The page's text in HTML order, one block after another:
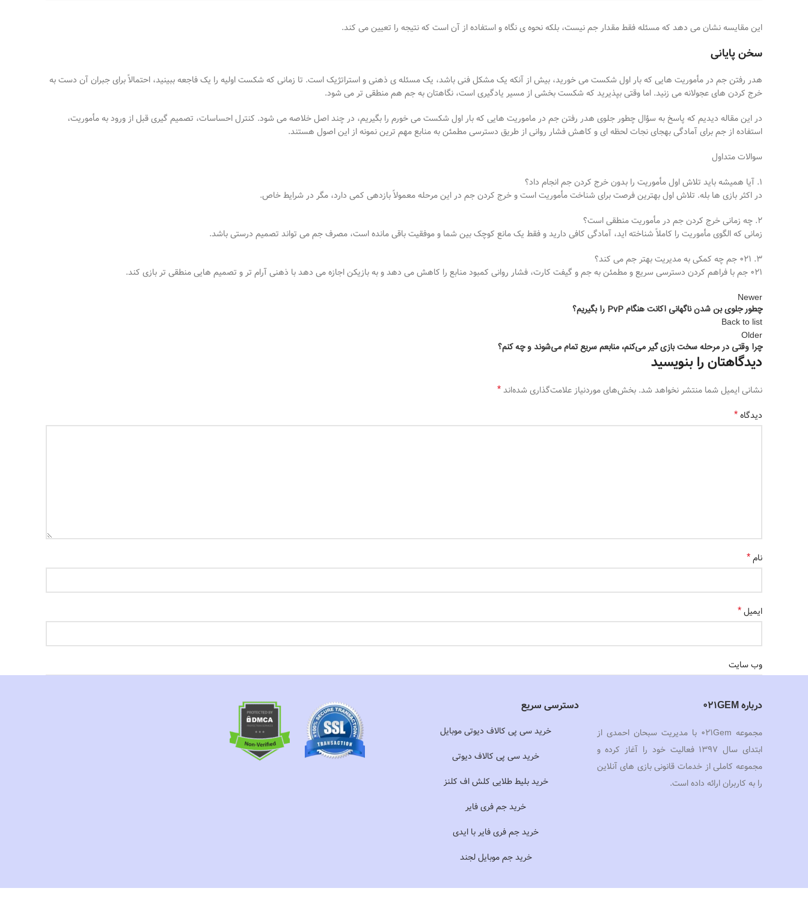
این مقایسه نشان می دهد که مسئله فقط مقدار جم نیست، بلکه نحوهی نگاه و استفاده از آن است که نتیجه را تعیین می کند.
سخن پایانی
هدر رفتن جم در مأموریت هایی که بار اول شکست میخورید، بیش از آنکه یک مشکل فنی باشد، یک مسئله ی ذهنی و استراتژیک است. تا زمانی که شکست اولیه را یک فاجعه ببینید، احتمالاً برای جبران آن دست به
خرج کردن های عجولانه می زنید. اما وقتی بپذیرید که شکست بخشی از مسیر یادگیری است، نگاهتان به جم هم منطقی تر میشود.
در این مقاله دیدیم که پاسخ به سؤال چطور جلوی هدر رفتن جم در ماموریت هایی که بار اول شکست میخورم را بگیریم، در چند اصل خلاصه میشود. کنترل احساسات، تصمیم گیری قبل از ورود به مأموریت،
استفاده از جم برای آمادگی بهجای نجات لحظه ای و کاهش فشار روانی از طریق دسترسی مطمئن به منابعمهم ترین نمونه از این اصول هستند.
سوالات متداول
1. آیا همیشه باید تلاش اول مأموریت را بدون خرج کردن جم انجام داد؟
در اکثر بازی ها بله. تلاش اول بهترین فرصت برای شناخت مأموریت است و خرج کردن جم در این مرحله معمولاً بازدهی کمی دارد، مگر در شرایط خاص.
2. چه زمانی خرج کردن جم در مأموریت منطقی است؟
زمانی که الگوی مأموریت را کاملاً شناخته اید، آمادگی کافی دارید و فقط یک مانع کوچک بین شما و موفقیت باقی مانده است، مصرف جم می تواند تصمیم درستی باشد.
3. ۰۲۱ جم چه کمکی به مدیریت بهتر جم می کند؟
۰۲۱ جم با فراهم کردن دسترسی سریع و مطمئن به جم و گیفت کارت، فشار روانی کمبود منابع را کاهش می دهد و به بازیکن اجازه می دهد با ذهنی آرام تر و تصمیم هایی منطقی تر بازی کند.
Newer
چطور جلوی بن شدن ناگهانی اکانت هنگام PvP را بگیریم؟
Back to list
Older
چرا وقتی در مرحله سخت بازی گیر می‌کنم، منابعم سریع تمام می‌شوند و چه کنم؟
دیدگاهتان را بنویسید
نشانی ایمیل شما منتشر نخواهد شد. بخش‌های موردنیاز علامت‌گذاری شده‌اند*
دیدگاه*
نام*
ایمیل*
وب‌ سایت
ذخیره نام، ایمیل و وبسایت من در مرورگر برای زمانی که دوباره دیدگاهی می‌نویسم.
لطفا پاسخ را به عدد انگلیسی وارد کنید:
دو × 4 =
درباره 021GEM
مجموعه 021Gem با مدیریت سبحان احمدی از
ابتدای سال 1397 فعالیت خود را آغاز کرده و
مجموعه کاملی از خدمات قانونی بازی های آنلاین
را به کاربران ارائه داده است.
دسترسی سریع
خرید سی پی کالاف دیوتی موبایل
خرید سی پی کالاف دیوتی
خرید بلیط طلایی کلش اف کلنز
خرید جم فری فایر
خرید جم فری فایر با ایدی
خرید جم موبایل لجند